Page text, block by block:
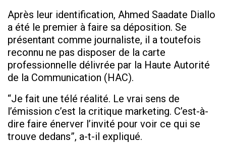
Après leur identification, Ahmed Saadate Diallo
a été le premier à faire sa déposition. Se
présentant comme journaliste, il a toutefois
reconnu ne pas disposer de la carte
professionnelle délivrée par la Haute Autorité
de la Communication (HAC).
“Je fait une télé réalité. Le vrai sens de
l’émission c’est la critique marketing. C’est-à-
dire faire énerver l’invité pour voir ce qui se
trouve dedans”, a-t-il expliqué.